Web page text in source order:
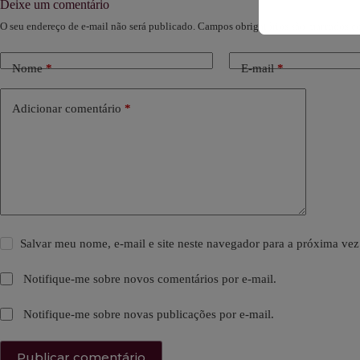
Deixe um comentário
O seu endereço de e-mail não será publicado. Campos obrigatórios são marcados
Nome* E-mail*
Adicionar comentário *
Salvar meu nome, e-mail e site neste navegador para a próxima
Notifique-me sobre novos comentários por e-mail.
Notifique-me sobre novas publicações por e-mail.
Publicar comentário